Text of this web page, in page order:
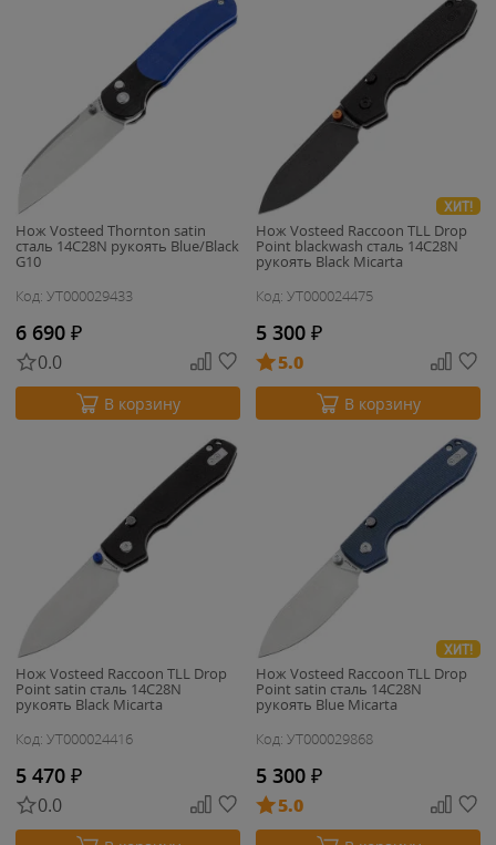
Нож Vosteed Thornton satin
сталь 14C28N рукоять Blue/Black
G10
Код: УТ000029433
6 690 ₽
0.0
В корзину
ХИТ!
Нож Vosteed Raccoon TLL Drop
Point blackwash сталь 14C28N
рукоять Black Micarta
Код: УТ000024475
5 300 ₽
5.0
В корзину
Нож Vosteed Raccoon TLL Drop
Point satin сталь 14C28N
рукоять Black Micarta
Код: УТ000024416
5 470 ₽
0.0
ХИТ!
Нож Vosteed Raccoon TLL Drop
Point satin сталь 14C28N
рукоять Blue Micarta
Код: УТ000029868
5 300 ₽
5.0